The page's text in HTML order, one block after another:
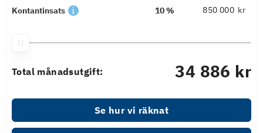
Kontantinsats 10 % kr
Total månadsutgift: 34 886 kr
Se hur vi räknat